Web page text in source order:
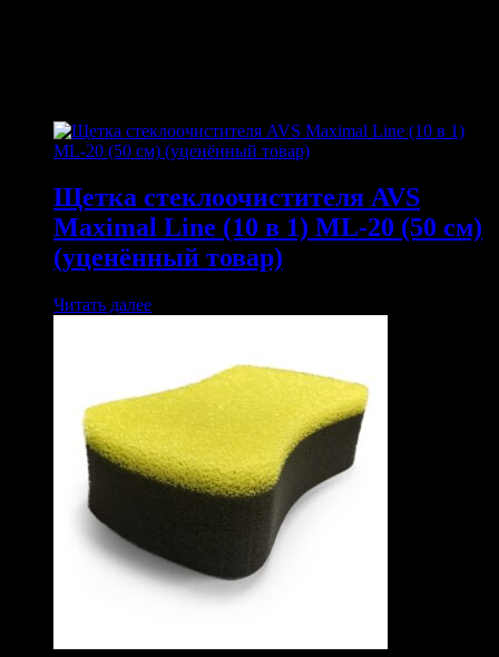
Щетка стеклоочистителя AVS
Maximal Line (10 в 1) ML-20 (50 см)
(уценённый товар)
Читать далее